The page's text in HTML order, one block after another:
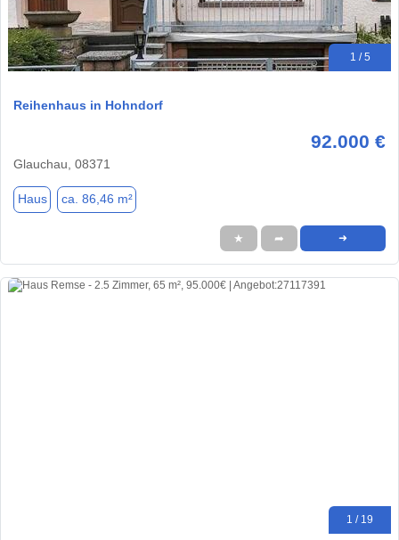
1 / 5
Reihenhaus in Hohndorf
92.000 €
Glauchau, 08371
Haus ca. 86,46 m²
★ ➦ ➜
1 / 19